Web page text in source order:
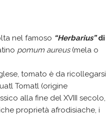
nel famoso “Herbarius”di
pomum aureus(mela o
tomato è da ricollegarsi
Tomatl (origine
alla fine del XVIII secolo,
proprietà afrodisiache, i